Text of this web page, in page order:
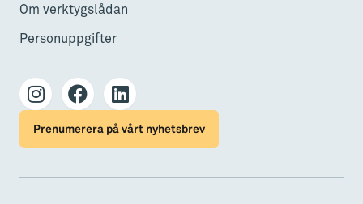
Om verktygslådan
Personuppgifter
Prenumerera på vårt nyhetsbrev